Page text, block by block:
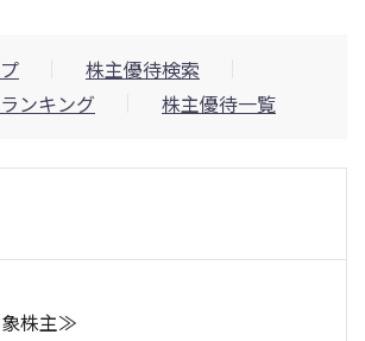
株主優待検索
ンキング
株主優待一覧
株主≫